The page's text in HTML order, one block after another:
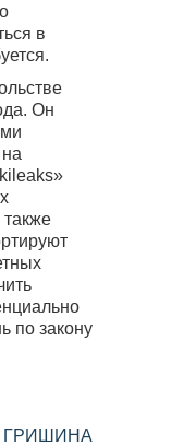
в
Он
по закону
ГРИШИНА